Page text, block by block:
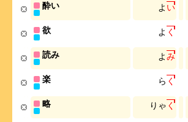
酔い よ い
欲 よ く
読み よみ
楽 ら く
略 り ゃ く